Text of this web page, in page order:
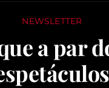
NEWSLETTER
a par